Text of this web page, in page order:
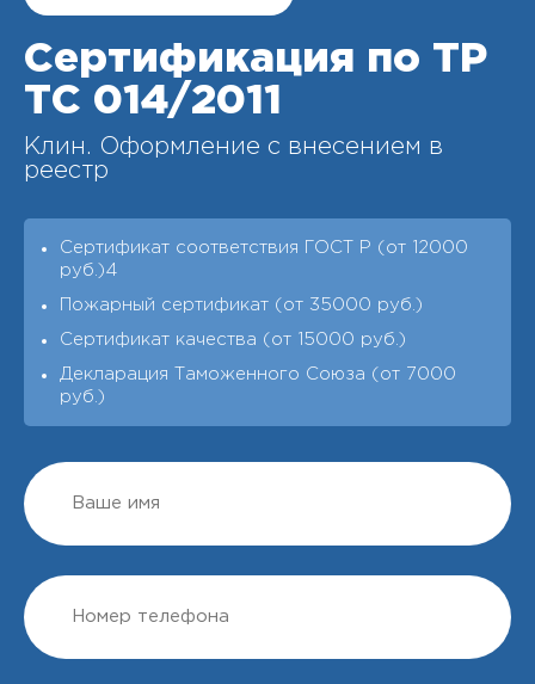
Сертификация по ТР
ТС 014/2011
Клин. Оформление с внесением в
реестр
Сертификат соответствия ГОСТ Р (от 12000
руб.)4
Пожарный сертификат (от 35000 руб.)
Сертификат качества (от 15000 руб.)
Декларация Таможенного Союза (от 7000
руб.)